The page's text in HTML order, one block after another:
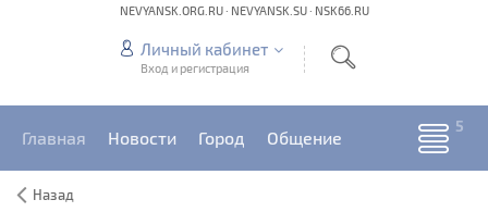
NEVYANSK.ORG.RU · NEVYANSK.SU · NSK66.RU
Личный кабинет
Вход и регистрация
Главная Новости Город Общение
Назад